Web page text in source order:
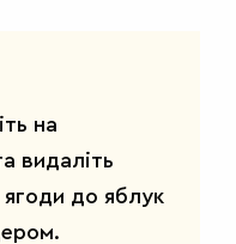
на
видаліть
до яблук